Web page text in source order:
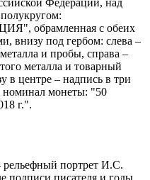
Федерации, над
обрамленная с обеих
внизу под гербом: слева –
и пробы, справа –
металла и товарный
в центре – надпись в три
монеты: "50
г.".
рельефный портрет И.С.
подписи писателя и годы